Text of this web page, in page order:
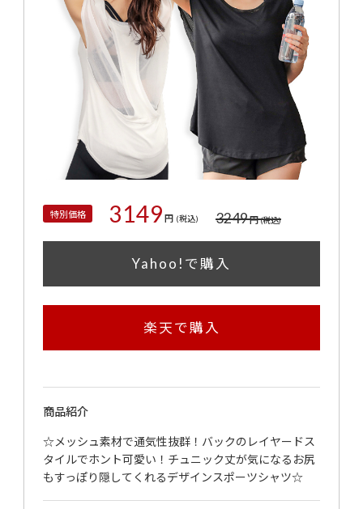
特別価格 3149 円 (税込) 3249円(税込)
Yahoo!で購入
楽天で購入
商品紹介
☆メッシュ素材で通気性抜群！バックのレイヤードス
タイルでホント可愛い！チュニック丈が気になるお尻
もすっぽり隠してくれるデザインスポーツシャツ☆